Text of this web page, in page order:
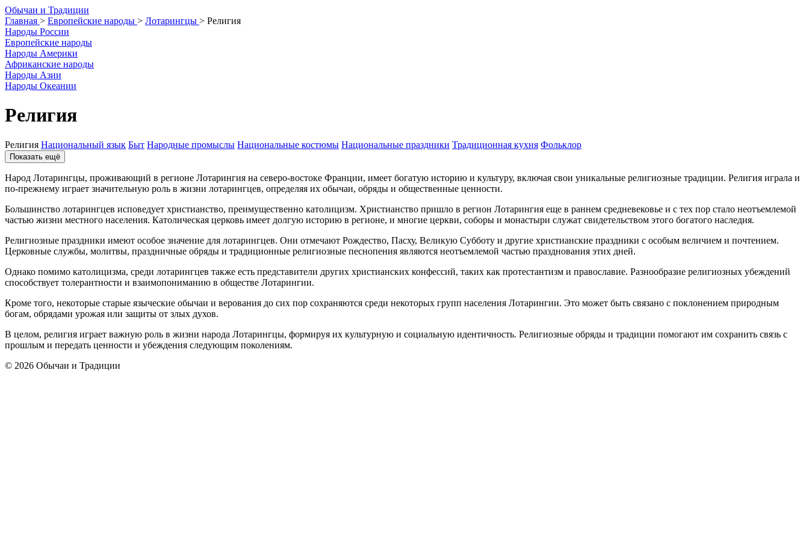
Обычаи и Традиции
Главная > Европейские народы > Лотарингцы > Религия
Народы России
Европейские народы
Народы Америки
Африканские народы
Народы Азии
Народы Океании
Религия
Религия Национальный язык Быт Народные промыслы Национальные костюмы Национальные праздники Традиционная кухня Фольклор
Показать ещё
Народ Лотарингцы, проживающий в регионе Лотарингия на северо-востоке Франции, имеет богатую историю и культуру, включая свои уникальные религиозные традиции. Религия играла и
по-прежнему играет значительную роль в жизни лотарингцев, определяя их обычаи, обряды и общественные ценности.
Большинство лотарингцев исповедует христианство, преимущественно католицизм. Христианство пришло в регион Лотарингия еще в раннем средневековье и с тех пор стало неотъемлемой
частью жизни местного населения. Католическая церковь имеет долгую историю в регионе, и многие церкви, соборы и монастыри служат свидетельством этого богатого наследия.
Религиозные праздники имеют особое значение для лотарингцев. Они отмечают Рождество, Пасху, Великую Субботу и другие христианские праздники с особым величием и почтением.
Церковные службы, молитвы, праздничные обряды и традиционные религиозные песнопения являются неотъемлемой частью празднования этих дней.
Однако помимо католицизма, среди лотарингцев также есть представители других христианских конфессий, таких как протестантизм и православие. Разнообразие религиозных убеждений
способствует толерантности и взаимопониманию в обществе Лотарингии.
Кроме того, некоторые старые языческие обычаи и верования до сих пор сохраняются среди некоторых групп населения Лотарингии. Это может быть связано с поклонением природным
богам, обрядами урожая или защиты от злых духов.
В целом, религия играет важную роль в жизни народа Лотарингцы, формируя их культурную и социальную идентичность. Религиозные обряды и традиции помогают им сохранить связь с
прошлым и передать ценности и убеждения следующим поколениям.
© 2026 Обычаи и Традиции